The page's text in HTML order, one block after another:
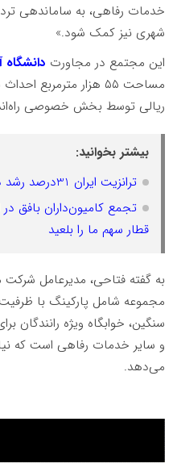
خدمات رفاهی، به ساماندهی
شهری نیز کمک شود.»
این مجتمع در مجاورت دانشگاه
ریالی توسط بخش خصوصی
بیشتر بخوانید:
ترانزیت ایران 31درصد رشد داشته است
تجمع کامیون‌داران بافق
قطار سهم ما را بلعید
به گفته فتاحی، مدیرعامل
سنگین، خوابگاه ویژه رانندگان
و سایر خدمات رفاهی است که
می‌دهد.